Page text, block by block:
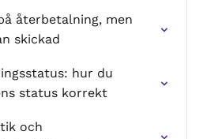
återbetalning, men
skickad
hur du
status korrekt
och